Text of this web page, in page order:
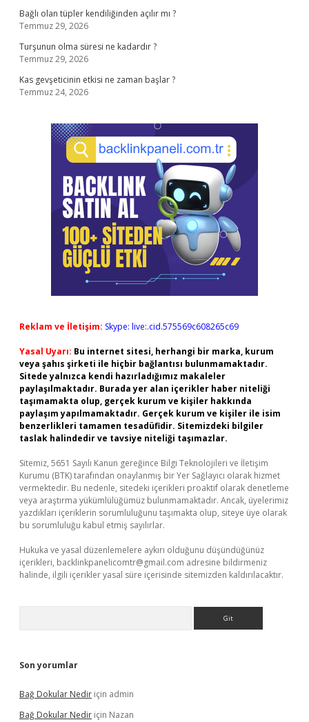
Bağlı olan tüpler kendiliğinden açılır mı ?
Temmuz 29, 2026
Turşunun olma süresi ne kadardır ?
Temmuz 29, 2026
Kas gevşeticinin etkisi ne zaman başlar ?
Temmuz 24, 2026
Reklam ve İletişim: Skype: live:.cid.575569c608265c69
Yasal Uyarı: Bu internet sitesi, herhangi bir marka, kurum
veya şahıs şirketi ile hiçbir bağlantısı bulunmamaktadır.
Sitede yalnızca kendi hazırladığımız makaleler
paylaşılmaktadır. Burada yer alan içerikler haber niteliği
taşımamakta olup, gerçek kurum ve kişiler hakkında
paylaşım yapılmamaktadır. Gerçek kurum ve kişiler ile isim
benzerlikleri tamamen tesadüfidir. Sitemizdeki bilgiler
taslak halindedir ve tavsiye niteliği taşımazlar.
Sitemiz, 5651 Sayılı Kanun gereğince Bilgi Teknolojileri ve İletişim
Kurumu (BTK) tarafından onaylanmış bir Yer Sağlayıcı olarak hizmet
vermektedir. Bu nedenle, sitedeki içerikleri proaktif olarak denetleme
veya araştırma yükümlülüğümüz bulunmamaktadır. Ancak, üyelerimiz
yazdıkları içeriklerin sorumluluğunu taşımakta olup, siteye üye olarak
bu sorumluluğu kabul etmiş sayılırlar.
Hukuka ve yasal düzenlemelere aykırı olduğunu düşündüğünüz
içerikleri, backlinkpanelicomtr@gmail.com adresine bildirmeniz
halinde, ilgili içerikler yasal süre içerisinde sitemizden kaldırılacaktır.
Son yorumlar
Bağ Dokular Nedir için admin
Bağ Dokular Nedir için Nazan